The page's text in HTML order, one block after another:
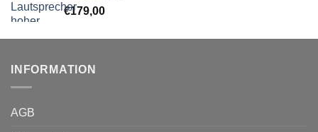
€179,00
INFORMATION
AGB